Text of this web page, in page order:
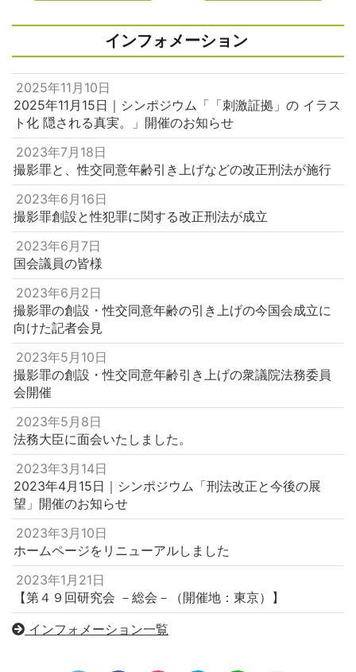
インフォメーション
2025年11月10日
2025年11月15日｜シンポジウム「「刺激証拠」の イラス
ト化 隠される真実。」開催のお知らせ
2023年7月18日
撮影罪と、性交同意年齢引き上げなどの改正刑法が施行
2023年6月16日
撮影罪創設と性犯罪に関する改正刑法が成立
2023年6月7日
国会議員の皆様
2023年6月2日
撮影罪の創設・性交同意年齢の引き上げの今国会成立に
向けた記者会見
2023年5月10日
撮影罪の創設・性交同意年齢引き上げの衆議院法務委員
会開催
2023年5月8日
法務大臣に面会いたしました。
2023年3月14日
2023年4月15日｜シンポジウム「刑法改正と今後の展
望」開催のお知らせ
2023年3月10日
ホームページをリニューアルしました
2023年1月21日
【第４９回研究会 －総会－（開催地：東京）】
インフォメーション一覧